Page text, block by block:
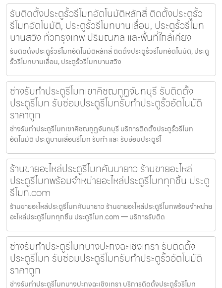
รับติดตั้งประตูรั้วรีโมทอัตโนมัติหลักสี่ ติดตั้งประตูรั้ว
รีโมทอัตโนมัติ, ประตูรั้วรีโมทบานเลื่อน, ประตูรั้วรีโมท
บานสวิง ทั่วกรุงเทพ ปริมณฑล และพื้นที่ใกล้เคียง
รับติดตั้งประตูรั้วรีโมทอัตโนมัติหลักสี่ ติดตั้งประตูรั้วรีโมทอัตโนมัติ, ประตู
รั้วรีโมทบานเลื่อน, ประตูรั้วรีโมทบานสวิง
ช่างรับทำประตูรีโมทเขาคิชฌกูฏจันทบุรี รับติดตั้ง
ประตูรีโมท รับซ่อมประตูรีโมทรับทำประตูรั้วอัตโนมัติ
ราคาถูก
ช่างรับทำประตูรีโมทเขาคิชฌกูฏจันทบุรี บริการติดตั้งประตูรั้วรีโมท
อัตโนมัติ ประตูบานเลื่อนรีโมท รับทำ และ รับซ่อมประตูรีโ
ร้านขายอะไหล่ประตูรีโมทคันนายาว ร้านขายอะไหล่
ประตูรีโมทพร้อมจำหน่ายอะไหล่ประตูรีโมททุกชิ้น ประตู
รีโมท.com
ร้านขายอะไหล่ประตูรีโมทคันนายาว ร้านขายอะไหล่ประตูรีโมทพร้อมจำหน่าย
อะไหล่ประตูรีโมททุกชิ้น ประตูรีโมท.com — บริการรับติด
ช่างรับทำประตูรีโมทบางปะกงฉะเชิงเทรา รับติดตั้ง
ประตูรีโมท รับซ่อมประตูรีโมทรับทำประตูรั้วอัตโนมัติ
ราคาถูก
ช่างรับทำประตูรีโมทบางปะกงฉะเชิงเทรา บริการติดตั้งประตูรั้วรีโมท